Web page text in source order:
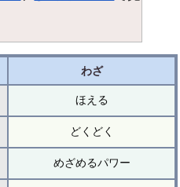
わざ
ほえる
どくどく
めざめるパワー